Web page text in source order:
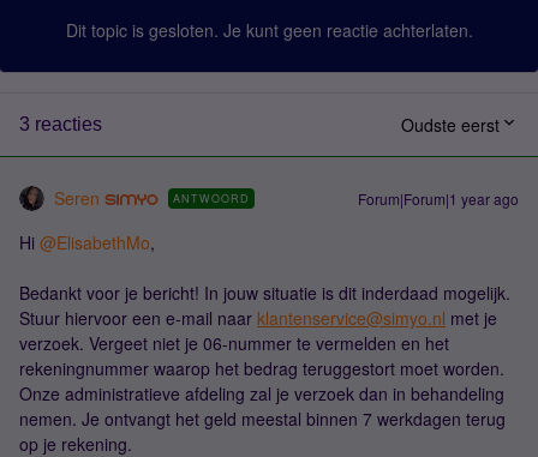
Dit topic is gesloten. Je kunt geen reactie achterlaten.
3 reacties Oudste eerst
Seren ANTWOORD Forum|Forum|1 year ago
Hi ​ @ElisabethMo,
Bedankt voor je bericht! In jouw situatie is dit inderdaad mogelijk.
Stuur hiervoor een e-mail naar klantenservice@simyo.nl met je
verzoek. Vergeet niet je 06-nummer te vermelden en het
rekeningnummer waarop het bedrag teruggestort moet worden.
Onze administratieve afdeling zal je verzoek dan in behandeling
nemen. Je ontvangt het geld meestal binnen 7 werkdagen terug
op je rekening.